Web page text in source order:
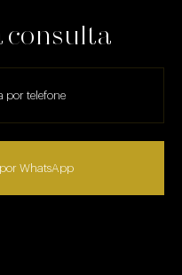
consulta
WhatsApp
por telefone